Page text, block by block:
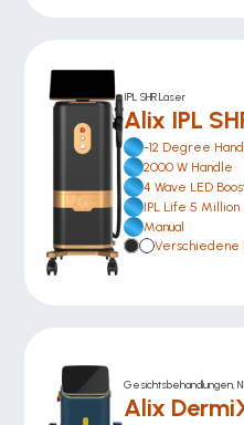
IPL SHR Laser
Alix IPL
-12 Degree
2000 W Handle
4 Wave LED
IPL Life 5 Million
Manual
Verschiedene
Gesichtsbehandlungen,
Alix